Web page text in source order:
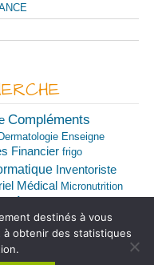
Compléments
Dermatologie Enseigne
Financier frigo
Inventoriste
Médical Micronutrition
Aérosols Solutions de
Transactions officinales
destinés à vous
obtenir des statistiques